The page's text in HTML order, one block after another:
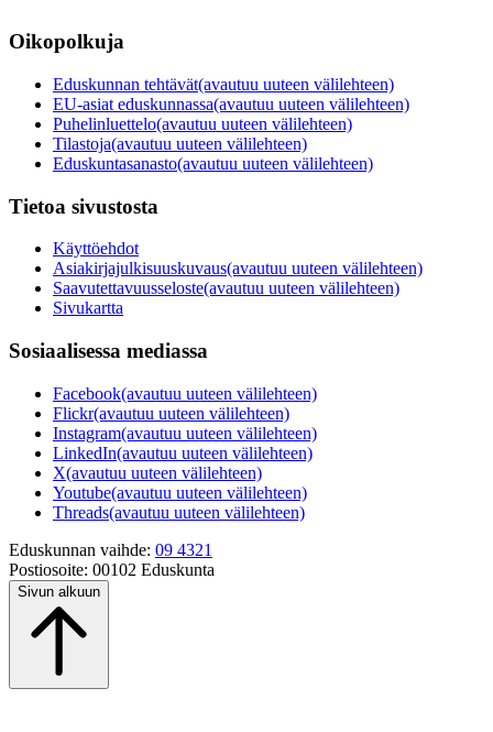
Oikopolkuja
Eduskunnan tehtävät(avautuu uuteen välilehteen)
EU-asiat eduskunnassa(avautuu uuteen välilehteen)
Puhelinluettelo(avautuu uuteen välilehteen)
Tilastoja(avautuu uuteen välilehteen)
Eduskuntasanasto(avautuu uuteen välilehteen)
Tietoa sivustosta
Käyttöehdot
Asiakirjajulkisuuskuvaus(avautuu uuteen välilehteen)
Saavutettavuusseloste(avautuu uuteen välilehteen)
Sivukartta
Sosiaalisessa mediassa
Facebook(avautuu uuteen välilehteen)
Flickr(avautuu uuteen välilehteen)
Instagram(avautuu uuteen välilehteen)
LinkedIn(avautuu uuteen välilehteen)
X(avautuu uuteen välilehteen)
Youtube(avautuu uuteen välilehteen)
Threads(avautuu uuteen välilehteen)
Eduskunnan vaihde: 09 4321
Postiosoite: 00102 Eduskunta
Sivun alkuun